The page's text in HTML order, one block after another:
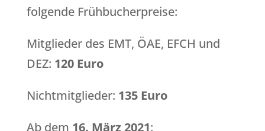
folgende Frühbucherpreise:
Mitglieder des EMT, ÖAE, EFCH und
DEZ: 120 Euro
Nichtmitglieder: 135 Euro
Ab dem 16. März 2021: